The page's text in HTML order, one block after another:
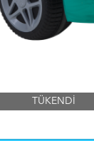
TÜKENDİ